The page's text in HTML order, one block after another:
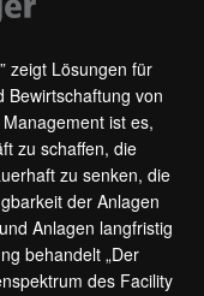
zeigt Lösungen für
Bewirtschaftung von
ist es,
zu schaffen, die
zu senken, die
der Anlagen
Anlagen langfristig
behandelt „Der
des Facility